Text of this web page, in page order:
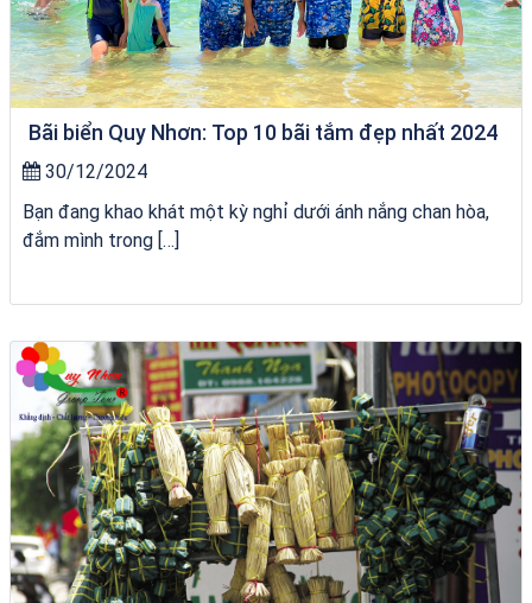
Bãi biển Quy Nhơn: Top 10 bãi tắm đẹp nhất 2024
30/12/2024
Bạn đang khao khát một kỳ nghỉ dưới ánh nắng chan hòa,
đắm mình trong […]
du thuyền trên biển Quy Nhơn